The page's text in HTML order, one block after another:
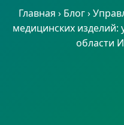
Главная ›Блог›
медицинских изделий:
области